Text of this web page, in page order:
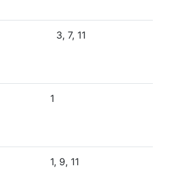
3, 7, 11
1
1, 9, 11